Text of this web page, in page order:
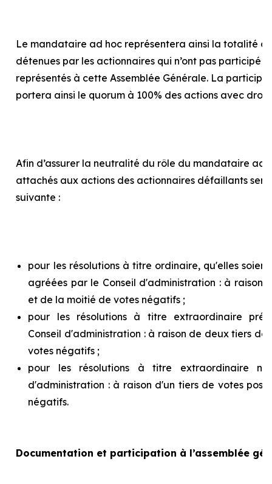
Le mandataire ad hoc représentera ainsi la totalité
détenues par les actionnaires qui n’ont pas participé
représentés à cette Assemblée Générale. La
portera ainsi le quorum à 100% des actions avec
Afin d’assurer la neutralité du rôle du mandataire ad
attachés aux actions des actionnaires défaillants
suivante :
pour les résolutions à titre ordinaire, qu'elles
agréées par le Conseil d'administration : à raison
et de la moitié de votes négatifs ;
pour les résolutions à titre extraordinaire
Conseil d'administration : à raison de deux tiers
votes négatifs ;
pour les résolutions à titre extraordinaire
d'administration : à raison d'un tiers de votes
négatifs.
Documentation et participation à l’assemblée